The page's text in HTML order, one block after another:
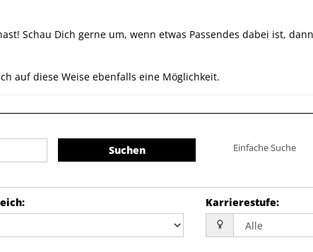
Schau Dich gerne um, wenn etwas Passendes dabei ist,
auf diese Weise ebenfalls eine Möglichkeit.
Suchen Einfache Suche
: Karrierestufe: